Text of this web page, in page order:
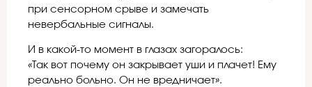
при сенсорном срыве и замечать
невербальные сигналы.
И в какой-то момент в глазах загоралось:
«Так вот почему он закрывает уши и плачет! Ему
реально больно. Он не вредничает».